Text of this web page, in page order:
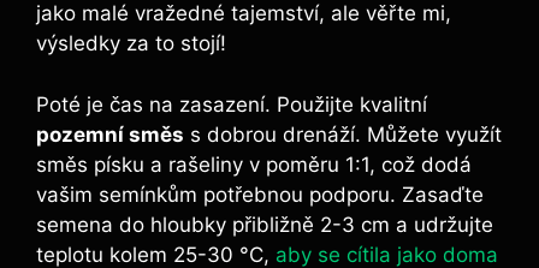
jako malé vražedné tajemství, ale věřte mi,
výsledky za to stojí!
Poté je čas na zasazení. Použijte kvalitní
pozemní směs s dobrou drenáží. Můžete využít
směs písku a rašeliny v poměru 1:1, což dodá
vašim semínkům potřebnou podporu. Zasaďte
semena do hloubky přibližně 2-3 cm a udržujte
teplotu kolem 25-30 °C, aby se cítila jako doma